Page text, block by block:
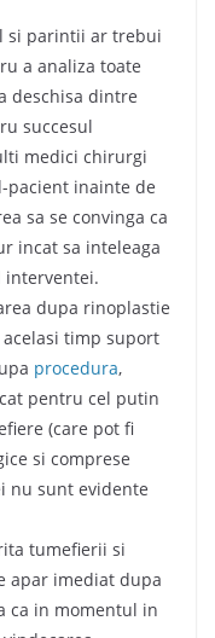
si parintii ar trebui
a analiza toate
deschisa dintre
succesul
medici chirurgi
pacient inainte de
sa se convinga ca
incat sa inteleaga
interventei.
dupa rinoplastie
timp suport
procedura,
pentru cel putin
(care pot fi
si comprese
nu sunt evidente
tumefierii si
apar imediat dupa
ca in momentul in